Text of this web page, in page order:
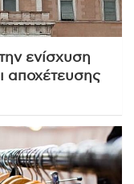
ενίσχυση
αποχέτευσης